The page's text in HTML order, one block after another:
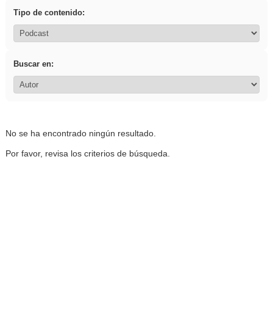
Tipo de contenido:
Buscar en:
No se ha encontrado ningún resultado.
Por favor, revisa los criterios de búsqueda.